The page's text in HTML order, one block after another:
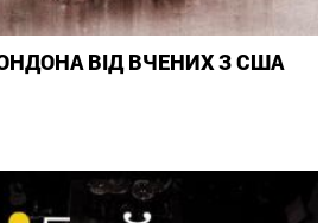
ВІД ВЧЕНИХ З США